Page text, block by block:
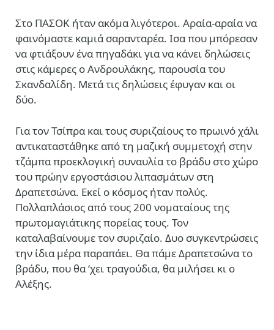
Στο ΠΑΣΟΚ ήταν ακόμα λιγότεροι. Αραία-αραία να
φαινόμαστε καμιά σαρανταρέα. Ισα που μπόρεσαν
να φτιάξουν ένα πηγαδάκι για να κάνει δηλώσεις
στις κάμερες ο Ανδρουλάκης, παρουσία του
Σκανδαλίδη. Μετά τις δηλώσεις έφυγαν και οι
δύο.
Για τον Τσίπρα και τους συριζαίους το πρωινό χάλι
αντικαταστάθηκε από τη μαζική συμμετοχή στην
τζάμπα προεκλογική συναυλία το βράδυ στο χώρο
του πρώην εργοστάσιου λιπασμάτων στη
Δραπετσώνα. Εκεί ο κόσμος ήταν πολύς.
Πολλαπλάσιος από τους 200 νοματαίους της
πρωτομαγιάτικης πορείας τους. Τον
καταλαβαίνουμε τον συριζαίο. Δυο συγκεντρώσεις
την ίδια μέρα παραπάει. Θα πάμε Δραπετσώνα το
βράδυ, που θα ‘χει τραγούδια, θα μιλήσει κι ο
Αλέξης.